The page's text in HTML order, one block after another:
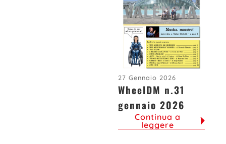
27 Gennaio 2026
WheelDM n.31
gennaio 2026
Continua a
leggere